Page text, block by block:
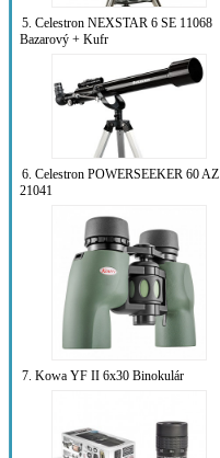
5. Celestron NEXSTAR 6 SE 11068
Bazarový + Kufr
6. Celestron POWERSEEKER 60 AZ
21041
7. Kowa YF II 6x30 Binokulár